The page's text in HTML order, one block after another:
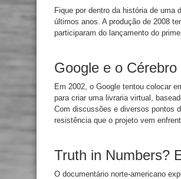
Fique por dentro da história de uma
últimos anos. A produção de 2008
participaram do lançamento do
Google e o
Em 2002, o Google tentou colocar
para criar uma livraria virtual,
Com discussões e diversos pontos
resistência que o projeto vem
Truth in Numbers?
O documentário norte-americano